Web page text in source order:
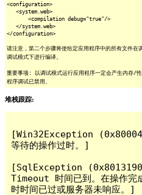
<configuration>
<system.web>
<compilation debug="true"/>
</system.web>
</configuration>
请注意，第二个步骤将使给定应用程序中的所有文件
调试模式下进行编译。
重要事项: 以调试模式运行应用程序一定会产生内存/
程序调试已禁用。
堆栈跟踪:
[Win32Exception
等待的操作过时。]
[SqlException
Timeout 时间已到。在操作完
时时间已过或服务器未响应。]